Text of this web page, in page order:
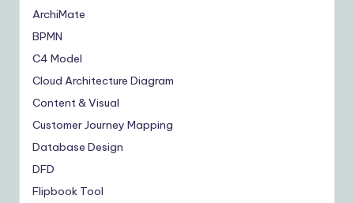
ArchiMate
BPMN
C4 Model
Cloud Architecture Diagram
Content & Visual
Customer Journey Mapping
Database Design
DFD
Flipbook Tool